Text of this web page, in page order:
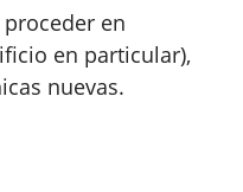
en
en particular),
nuevas.